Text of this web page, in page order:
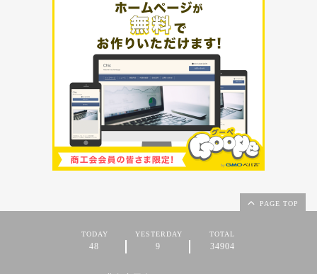
PAGE TOP
TODAY
48
YESTERDAY
9
TOTAL
34904